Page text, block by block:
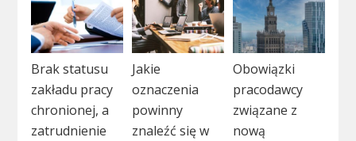
Brak statusu
zakładu pracy
chronionej, a
zatrudnienie
Jakie
oznaczenia
powinny
znaleźć się w
Obowiązki
pracodawcy
związane z
nową